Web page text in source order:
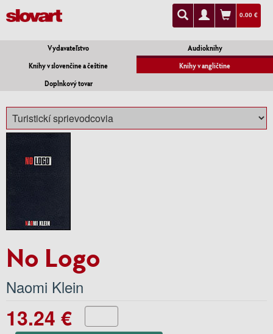
0.00 €
Vydavateľstvo
Audioknihy
Knihy v slovenčine a češtine
Knihy v angličtine
Doplnkový tovar
No Logo
Naomi Klein
13.24 €